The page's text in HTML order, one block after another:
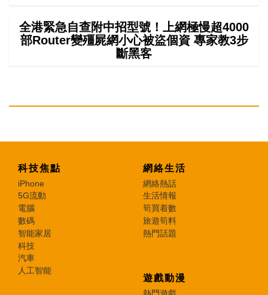
全港緊急自查附中招型號！上網極慢超4000
部Router變殭屍網小心被盜個資 專家教3步
斷黑客
科技焦點
iPhone
5G流動
電腦
數碼
智能家居
科技
汽車
人工智能
網絡生活
網絡熱話
生活情報
筍買着數
旅遊筍料
熱門話題
遊戲動漫